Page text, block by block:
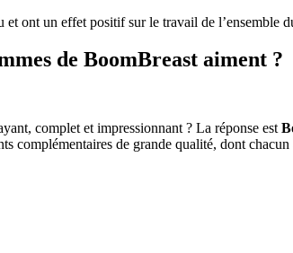
et ont un effet positif sur le travail de l’ensemble
de BoomBreast aiment ?
complet et impressionnant ? La réponse est
complémentaires de grande qualité, dont